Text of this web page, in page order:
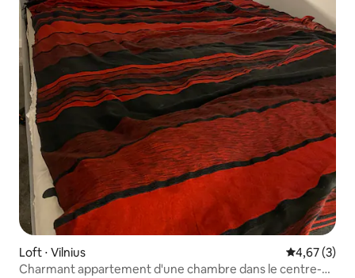
Loft ⋅ Vilnius Évaluation
4,67 (3)
Charmant appartement d'une chambre dans le centre-